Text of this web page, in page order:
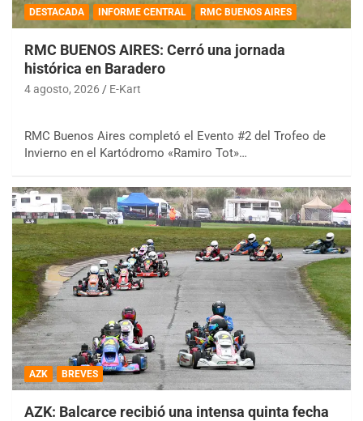
DESTACADA INFORME CENTRAL RMC BUENOS AIRES
RMC BUENOS AIRES: Cerró una jornada
histórica en Baradero
4 agosto, 2026 E-Kart
RMC Buenos Aires completó el Evento #2 del Trofeo de
Invierno en el Kartódromo «Ramiro Tot»…
AZK BREVES
AZK: Balcarce recibió una intensa quinta fecha